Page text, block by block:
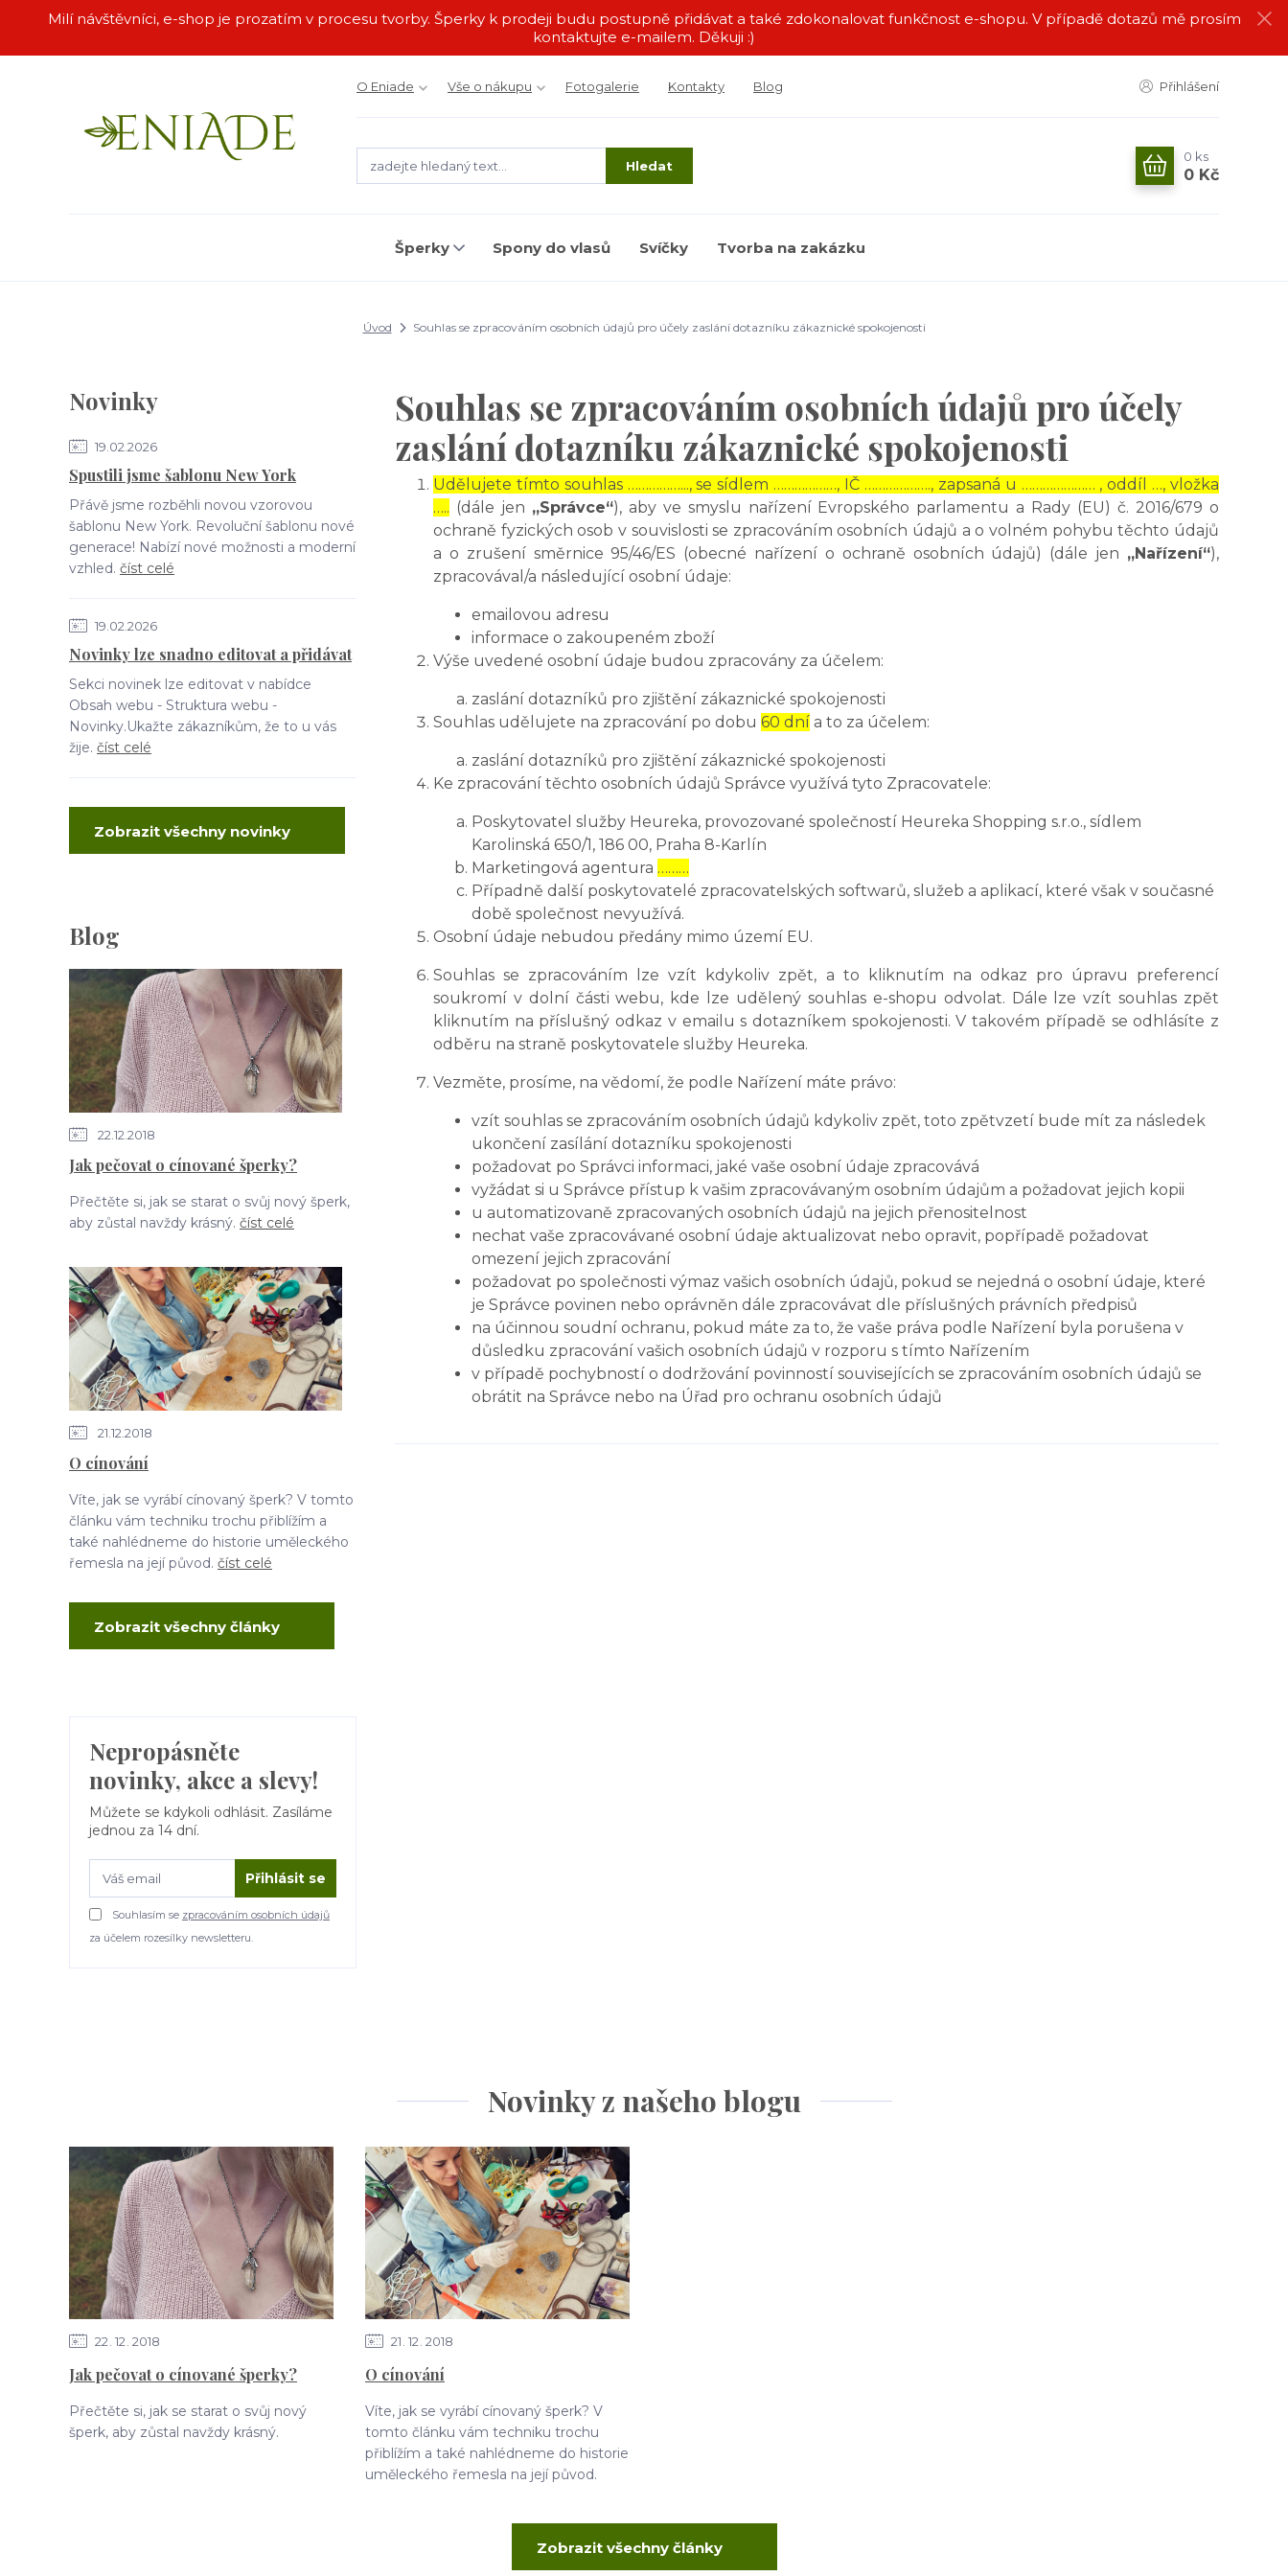
Milí návštěvníci, e-shop je prozatím v procesu tvorby. Šperky k prodeji budu postupně přidávat a také zdokonalovat funkčnost e-shopu. V případě dotazů mě prosím
kontaktujte e-mailem. Děkuji :)
O Eniade Vše o nákupu Fotogalerie Kontakty Blog Přihlášení
Hledat
0 ks
0 Kč
Šperky Spony do vlasů Svíčky Tvorba na zakázku
Úvod Souhlas se zpracováním osobních údajů pro účely zaslání dotazníku zákaznické spokojenosti
Novinky
19.02.2026
Spustili jsme šablonu New York
Přávě jsme rozběhli novou vzorovou
šablonu New York. Revoluční šablonu nové
generace! Nabízí nové možnosti a moderní
vzhled. číst celé
19.02.2026
Novinky lze snadno editovat a přidávat
Sekci novinek lze editovat v nabídce
Obsah webu - Struktura webu -
Novinky.Ukažte zákazníkům, že to u vás
žije. číst celé
Zobrazit všechny novinky
Blog
22.12.2018
Jak pečovat o cínované šperky?
Přečtěte si, jak se starat o svůj nový šperk,
aby zůstal navždy krásný. číst celé
21.12.2018
O cínování
Víte, jak se vyrábí cínovaný šperk? V tomto
článku vám techniku trochu přiblížím a
také nahlédneme do historie uměleckého
řemesla na její původ. číst celé
Zobrazit všechny články
Nepropásněte
novinky, akce a slevy!
Můžete se kdykoli odhlásit. Zasíláme
jednou za 14 dní.
Přihlásit se
Souhlasím se zpracováním osobních údajů
za účelem rozesílky newsletteru.
Souhlas se zpracováním osobních údajů pro účely
zaslání dotazníku zákaznické spokojenosti
Udělujete tímto souhlas ……………..., se sídlem ………………, IČ ………………., zapsaná u ………………… , oddíl …, vložka
….. (dále jen „Správce“), aby ve smyslu nařízení Evropského parlamentu a Rady (EU) č. 2016/679 o
ochraně fyzických osob v souvislosti se zpracováním osobních údajů a o volném pohybu těchto údajů
a o zrušení směrnice 95/46/ES (obecné nařízení o ochraně osobních údajů) (dále jen „Nařízení“),
zpracovával/a následující osobní údaje:
emailovou adresu
informace o zakoupeném zboží
Výše uvedené osobní údaje budou zpracovány za účelem:
zaslání dotazníků pro zjištění zákaznické spokojenosti
Souhlas udělujete na zpracování po dobu 60 dní a to za účelem:
zaslání dotazníků pro zjištění zákaznické spokojenosti
Ke zpracování těchto osobních údajů Správce využívá tyto Zpracovatele:
Poskytovatel služby Heureka, provozované společností Heureka Shopping s.r.o., sídlem
Karolinská 650/1, 186 00, Praha 8-Karlín
Marketingová agentura ………
Případně další poskytovatelé zpracovatelských softwarů, služeb a aplikací, které však v současné
době společnost nevyužívá.
Osobní údaje nebudou předány mimo území EU.
Souhlas se zpracováním lze vzít kdykoliv zpět, a to kliknutím na odkaz pro úpravu preferencí
soukromí v dolní části webu, kde lze udělený souhlas e-shopu odvolat. Dále lze vzít souhlas zpět
kliknutím na příslušný odkaz v emailu s dotazníkem spokojenosti. V takovém případě se odhlásíte z
odběru na straně poskytovatele služby Heureka.
Vezměte, prosíme, na vědomí, že podle Nařízení máte právo:
vzít souhlas se zpracováním osobních údajů kdykoliv zpět, toto zpětvzetí bude mít za následek
ukončení zasílání dotazníku spokojenosti
požadovat po Správci informaci, jaké vaše osobní údaje zpracovává
vyžádat si u Správce přístup k vašim zpracovávaným osobním údajům a požadovat jejich kopii
u automatizovaně zpracovaných osobních údajů na jejich přenositelnost
nechat vaše zpracovávané osobní údaje aktualizovat nebo opravit, popřípadě požadovat
omezení jejich zpracování
požadovat po společnosti výmaz vašich osobních údajů, pokud se nejedná o osobní údaje, které
je Správce povinen nebo oprávněn dále zpracovávat dle příslušných právních předpisů
na účinnou soudní ochranu, pokud máte za to, že vaše práva podle Nařízení byla porušena v
důsledku zpracování vašich osobních údajů v rozporu s tímto Nařízením
v případě pochybností o dodržování povinností souvisejících se zpracováním osobních údajů se
obrátit na Správce nebo na Úřad pro ochranu osobních údajů
Novinky z našeho blogu
22 12 2018
Jak pečovat o cínované šperky?
Přečtěte si, jak se starat o svůj nový
šperk, aby zůstal navždy krásný.
21 12 2018
O cínování
Víte, jak se vyrábí cínovaný šperk? V
tomto článku vám techniku trochu
přiblížím a také nahlédneme do historie
uměleckého řemesla na její původ.
Zobrazit všechny články